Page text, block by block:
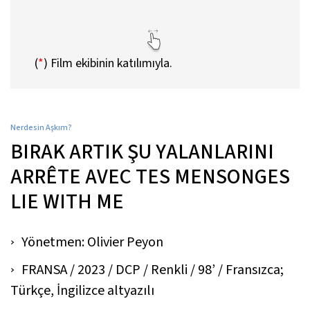
(*) Film ekibinin katılımıyla.
Nerdesin Aşkım?
BIRAK ARTIK ŞU YALANLARINI
ARRÊTE AVEC TES MENSONGES
LIE WITH ME
Yönetmen: Olivier Peyon
FRANSA / 2023 / DCP / Renkli / 98’ / Fransızca;
Türkçe, İngilizce altyazılı